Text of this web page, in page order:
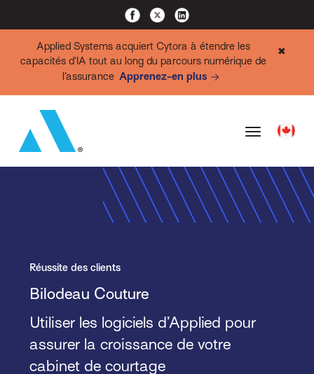
Applied Systems acquiert Cytora à étendre les
capacités d’IA tout au long du parcours numérique de
l’assurance Apprenez-en plus
✖
Réussite des clients
Bilodeau Couture
Utiliser les logiciels d’Applied pour
assurer la croissance de votre
cabinet de courtage